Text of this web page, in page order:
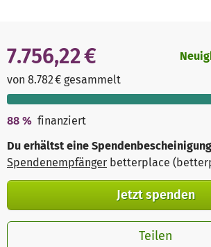
7.756,22 €
von 8.782 € gesammelt
88 % finanziert
Du erhältst eine Spendenbescheinigung
Spendenempfänger betterplace
Jetzt spenden
Teilen